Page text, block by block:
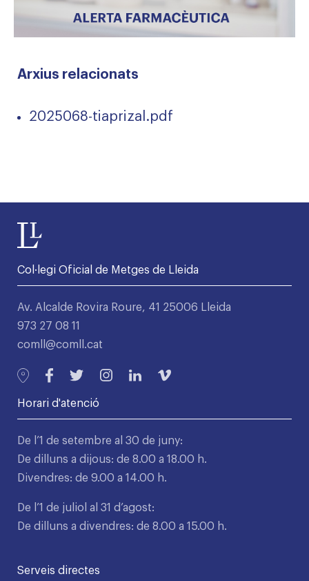
Arxius relacionats
2025068-tiaprizal.pdf
Col·legi Oficial de Metges de Lleida
Av. Alcalde Rovira Roure, 41 25006 Lleida
973 27 08 11
comll@comll.cat
Horari d'atenció
De l’1 de setembre al 30 de juny:
De dilluns a dijous: de 8.00 a 18.00 h.
Divendres: de 9.00 a 14.00 h.
De l’1 de juliol al 31 d’agost:
De dilluns a divendres: de 8.00 a 15.00 h.
Serveis directes